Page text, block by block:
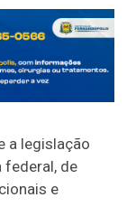
a legislação
federal, de
e